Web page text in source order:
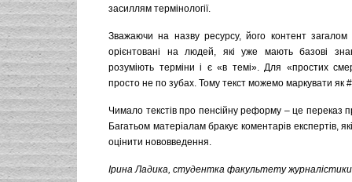
засиллям термінології.
Зважаючи на назву ресурсу, його контент загалом
орієнтовані на людей, які уже мають базові
розуміють терміни і є «в темі». Для «простих
просто не по зубах. Тому текст можемо маркувати як
Чимало текстів про пенсійну реформу – це переказ
Багатьом матеріалам бракує коментарів експертів,
оцінити нововведення.
Ірина Ладика, студентка факультету